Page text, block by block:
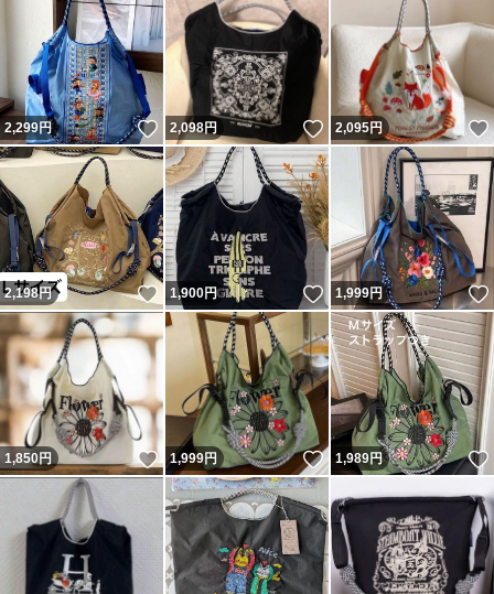
2,299円 いいね！
2,098円 いいね！
2,095円
2,198円 いいね！
1,900円 いいね！
1,999円
1,850円 いいね！
1,999円 いいね！
1,989円